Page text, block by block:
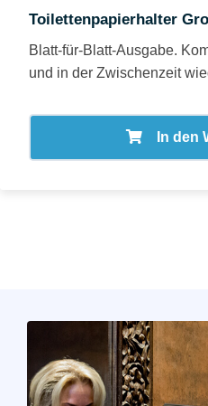
Toilettenpapierhalter
Blatt-für-Blatt-Ausgabe.
und in der Zwischenzeit
In den